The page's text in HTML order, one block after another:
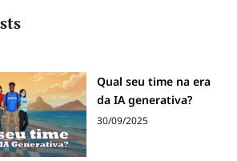
Qual seu time na era
da IA generativa?
30/09/2025